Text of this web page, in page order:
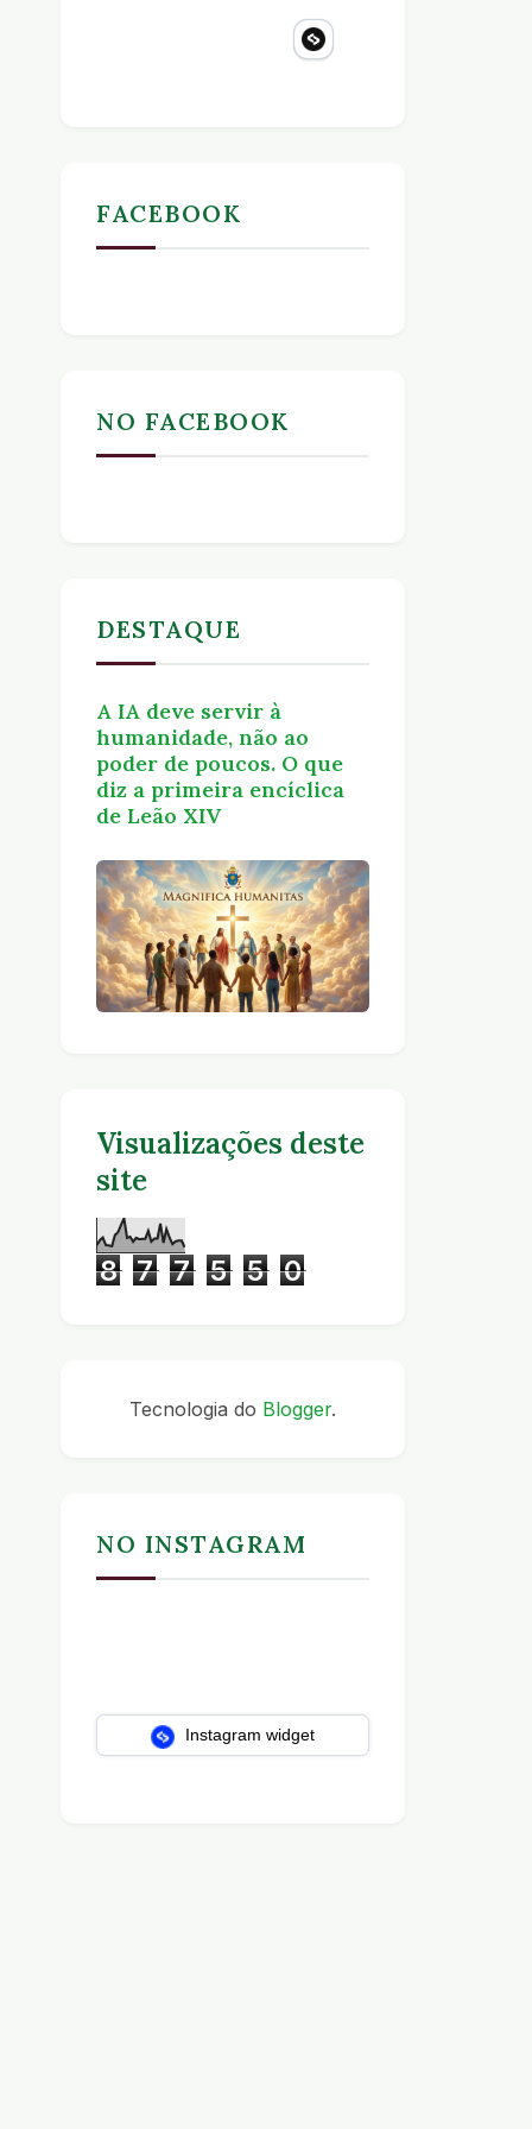
FACEBOOK
NO FACEBOOK
DESTAQUE
A IA deve servir à
humanidade, não ao
poder de poucos. O que
diz a primeira encíclica
de Leão XIV
Visualizações deste
site
8 7 7 5 5 0
Tecnologia do Blogger.
NO INSTAGRAM
Instagram widget